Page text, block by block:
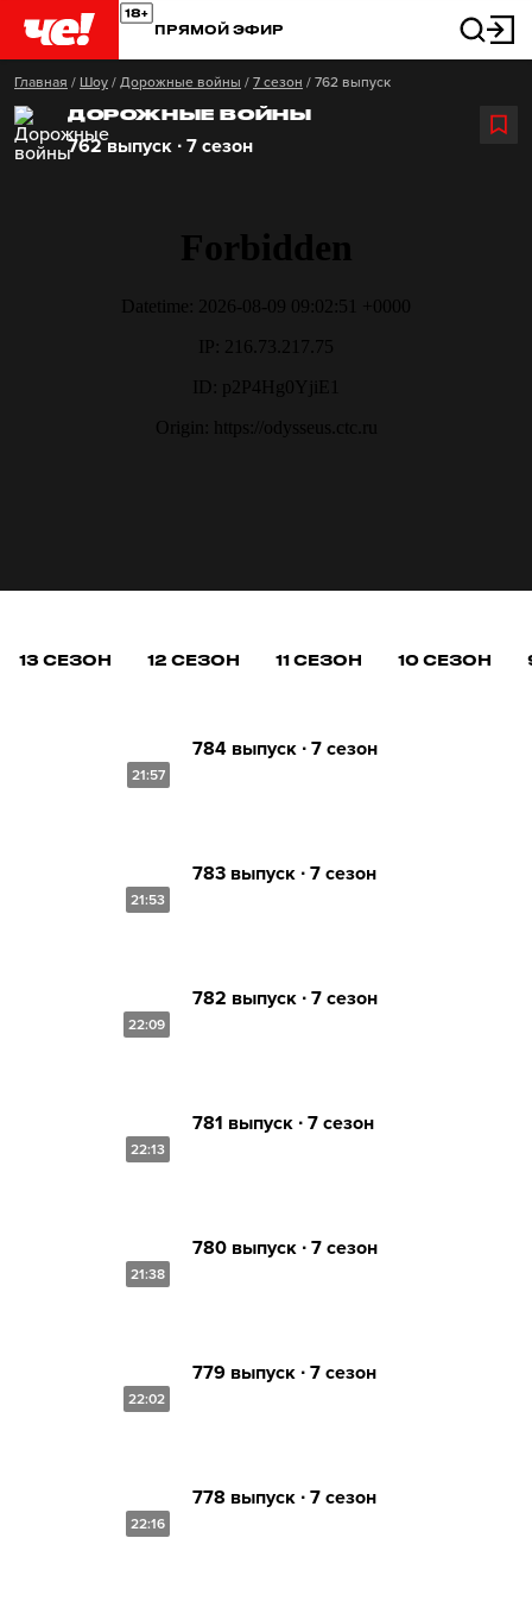
ПРЯМОЙ ЭФИР
Главная / Шоу / Дорожные войны / 7 сезон / 762 выпуск
ДОРОЖНЫЕ ВОЙНЫ
762 выпуск ∙ 7 сезон
13 СЕЗОН 12 СЕЗОН 11 СЕЗОН 10 СЕЗОН
21:57
784 выпуск ∙ 7 сезон
21:53
783 выпуск ∙ 7 сезон
22:09
782 выпуск ∙ 7 сезон
22:13
781 выпуск ∙ 7 сезон
21:38
780 выпуск ∙ 7 сезон
22:02
779 выпуск ∙ 7 сезон
22:16
778 выпуск ∙ 7 сезон